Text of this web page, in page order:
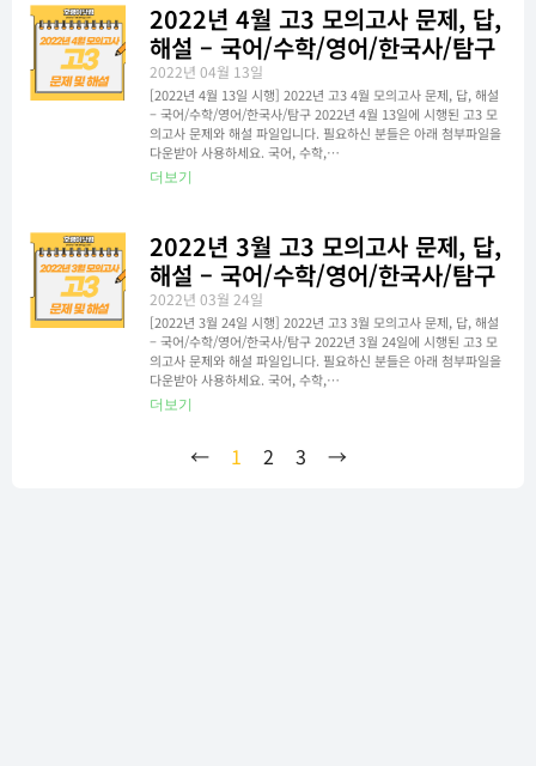
2022년 4월 고3 모의고사 문제, 답,
해설 – 국어/수학/영어/한국사/탐구
2022년 04월 13일
[2022년 4월 13일 시행] 2022년 고3 4월 모의고사 문제, 답, 해설
– 국어/수학/영어/한국사/탐구 2022년 4월 13일에 시행된 고3 모
의고사 문제와 해설 파일입니다. 필요하신 분들은 아래 첨부파일을
다운받아 사용하세요. 국어, 수학,…
더보기
2022년 3월 고3 모의고사 문제, 답,
해설 – 국어/수학/영어/한국사/탐구
2022년 03월 24일
[2022년 3월 24일 시행] 2022년 고3 3월 모의고사 문제, 답, 해설
– 국어/수학/영어/한국사/탐구 2022년 3월 24일에 시행된 고3 모
의고사 문제와 해설 파일입니다. 필요하신 분들은 아래 첨부파일을
다운받아 사용하세요. 국어, 수학,…
더보기
← 1 2 3 →